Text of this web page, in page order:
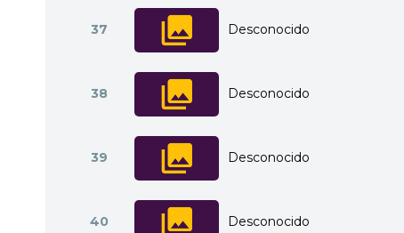
37 Desconocido
38 Desconocido
39 Desconocido
40 Desconocido